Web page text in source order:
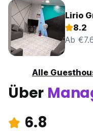
Lirio
8.2
Ab
Alle
Über
6.8